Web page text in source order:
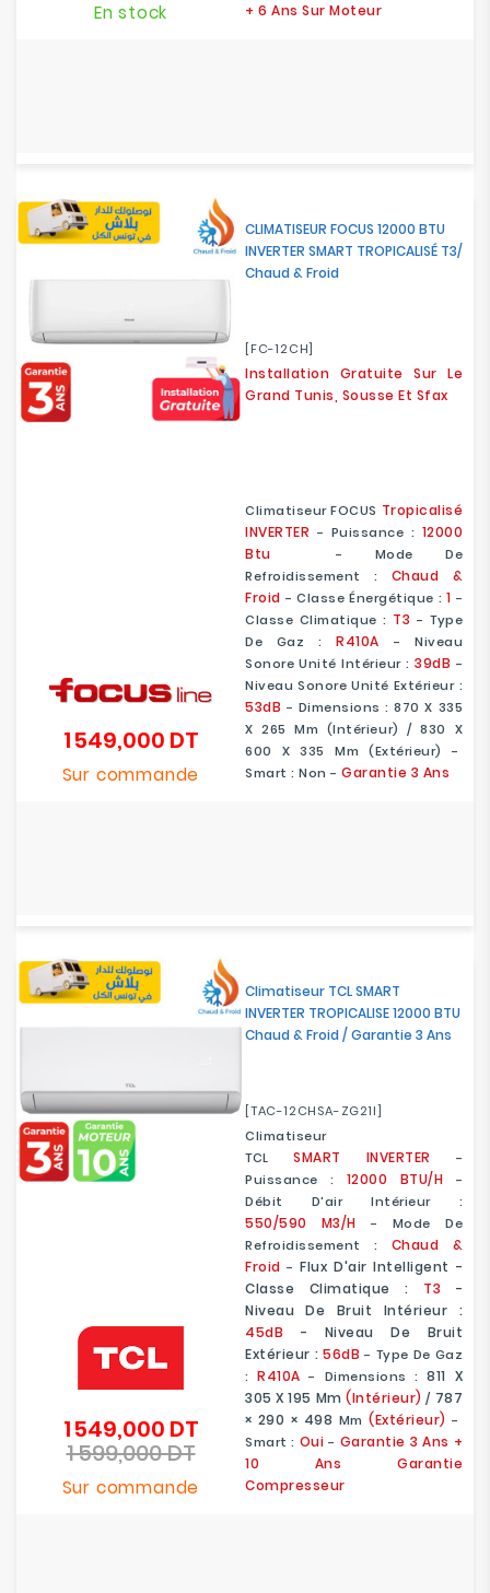
+ 6 Ans Sur Moteur
En stock
CLIMATISEUR FOCUS 12000 BTU
INVERTER SMART TROPICALISÉ T3/
Chaud & Froid
[FC-12CH]
Installation Gratuite Sur Le
Grand Tunis, Sousse Et Sfax
Climatiseur FOCUS Tropicalisé
INVERTER - Puissance : 12000
Btu - Mode De
Refroidissement : Chaud &
Froid - Classe Énergétique : 1 -
Classe Climatique : T3 - Type
De Gaz :R410A - Niveau
Sonore Unité Intérieur :39dB -
Niveau Sonore Unité Extérieur :
53dB - Dimensions : 870 X 335
X 265 Mm (Intérieur) / 830 X
600 X 335 Mm (Extérieur) -
Smart : Non - Garantie 3 Ans
1 549,000 DTPrix
Sur commande
Climatiseur TCL SMART
INVERTER TROPICALISE 12000 BTU
Chaud & Froid / Garantie 3 Ans
[TAC-12CHSA-ZG21I]
Climatiseur
TCLSMART INVERTER -
Puissance :
12000 BTU/H -
Débit D'air Intérieur :
550/590 M3/h - Mode De
Refroidissement : Chaud &
Froid -Flux D'air Intelligent -
Classe Climatique : T3 -
Niveau De Bruit Intérieur :
45dB - Niveau De Bruit
Extérieur : 56dB - Type De Gaz
:R410A - Dimensions :811 X
305 X 195 Mm (Intérieur) / 787
× 290 × 498 Mm(Extérieur) -
Smart : Oui - Garantie 3 Ans +
10 Ans Garantie
Compresseur
1 549,000 DTPrix
1 599,000 DTPrix
Sur commande